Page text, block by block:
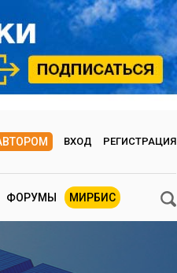
ВХОД РЕГИСТРАЦИЯ
ФОРУМЫ МИРБИС